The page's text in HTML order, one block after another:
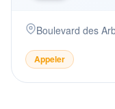
Boulevard des
Appeler